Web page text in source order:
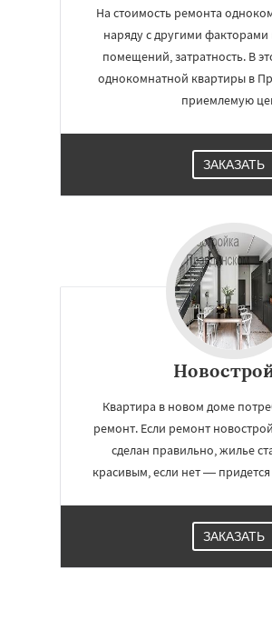
На стоимость ремонта
наряду с другими
помещений, затратность. В
однокомнатной квартиры в
приемлемую
ЗАКАЗАТЬ
Квартира в новом доме
ремонт. Если ремонт
сделан правильно, жилье
красивым, если нет —
ЗАКАЗАТЬ